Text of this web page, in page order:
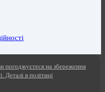
погоджуєтеся на збереження
Деталі в політиці